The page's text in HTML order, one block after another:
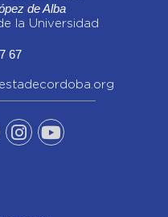
de Alba
la Universidad
67